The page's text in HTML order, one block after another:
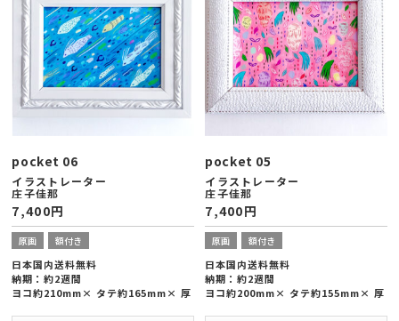
pocket 06
イラストレーター
庄子佳那
7,400円
原画 額付き
日本国内送料無料
納期：約2週間
ヨコ約210mm× タテ約165mm× 厚
pocket 05
イラストレーター
庄子佳那
7,400円
原画 額付き
日本国内送料無料
納期：約2週間
ヨコ約200mm× タテ約155mm× 厚